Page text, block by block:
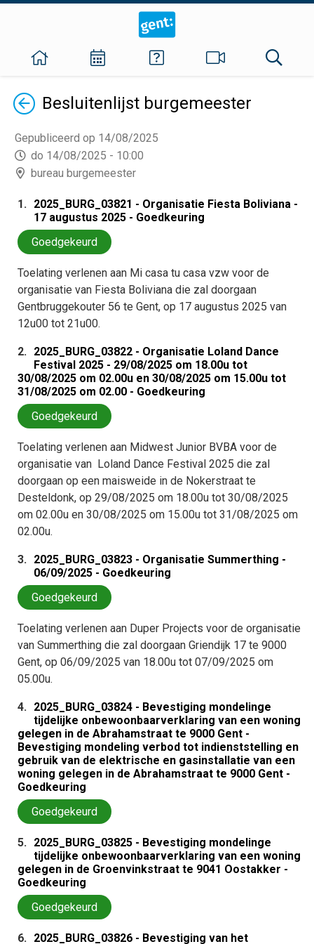
TerugBesluitenlijst burgemeester
Gepubliceerd op 14/08/2025
do 14/08/2025 - 10:00
bureau burgemeester
1. 2025_BURG_03821 - Organisatie Fiesta Boliviana -
17 augustus 2025 - Goedkeuring
Goedgekeurd
Toelating verlenen aan Mi casa tu casa vzw voor de
organisatie van Fiesta Boliviana die zal doorgaan
Gentbruggekouter 56 te Gent, op 17 augustus 2025 van
12u00 tot 21u00.
2. 2025_BURG_03822 - Organisatie Loland Dance
Festival 2025 - 29/08/2025 om 18.00u tot
30/08/2025 om 02.00u en 30/08/2025 om 15.00u tot
31/08/2025 om 02.00 - Goedkeuring
Goedgekeurd
Toelating verlenen aan Midwest Junior BVBA voor de
organisatie van Loland Dance Festival 2025 die zal
doorgaan op een maisweide in de Nokerstraat te
Desteldonk, op 29/08/2025 om 18.00u tot 30/08/2025
om 02.00u en 30/08/2025 om 15.00u tot 31/08/2025 om
02.00u.
3. 2025_BURG_03823 - Organisatie Summerthing -
06/09/2025 - Goedkeuring
Goedgekeurd
Toelating verlenen aan Duper Projects voor de organisatie
van Summerthing die zal doorgaan Griendijk 17 te 9000
Gent, op 06/09/2025 van 18.00u tot 07/09/2025 om
05.00u.
4. 2025_BURG_03824 - Bevestiging mondelinge
tijdelijke onbewoonbaarverklaring van een woning
gelegen in de Abrahamstraat te 9000 Gent -
Bevestiging mondeling verbod tot indienststelling en
gebruik van de elektrische en gasinstallatie van een
woning gelegen in de Abrahamstraat te 9000 Gent -
Goedkeuring
Goedgekeurd
5. 2025_BURG_03825 - Bevestiging mondelinge
tijdelijke onbewoonbaarverklaring van een woning
gelegen in de Groenvinkstraat te 9041 Oostakker -
Goedkeuring
Goedgekeurd
6. 2025_BURG_03826 - Bevestiging van het